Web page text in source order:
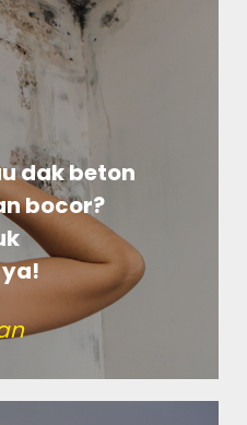
dak beton
bocor?